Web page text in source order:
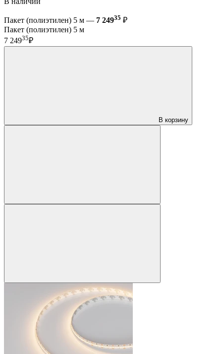
Пакет (полиэтилен) 5 м — 7 24935 ₽
Пакет (полиэтилен) 5 м
7 24935₽
В корзину